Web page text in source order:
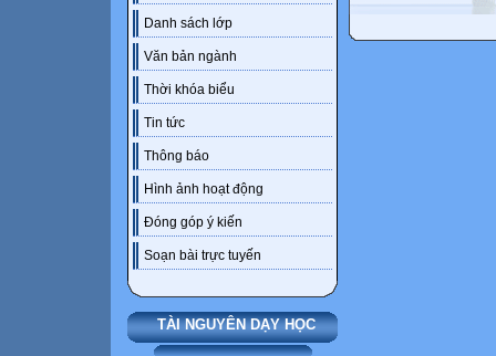
Danh sách lớp
Văn bản ngành
Thời khóa biểu
Tin tức
Thông báo
Hình ảnh hoạt động
Đóng góp ý kiến
Soạn bài trực tuyến
TÀI NGUYÊN DẠY HỌC